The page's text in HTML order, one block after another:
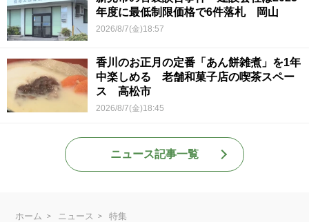
年度に最低制限価格で6件落札 岡山
2026/8/7(金)18:57
香川のお正月の定番「あん餅雑煮」を1年
中楽しめる 老舗和菓子店の喫茶スペー
ス 高松市
2026/8/7(金)18:45
ニュース記事一覧
ホーム ニュース
特集